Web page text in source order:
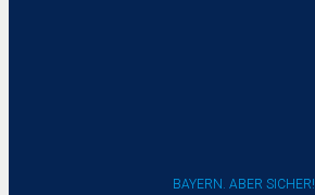
BAYERN. ABER SICHER!